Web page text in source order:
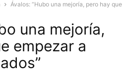
Ávalos: “Hubo una mejoría, pero hay que
una mejoría,
empezar a